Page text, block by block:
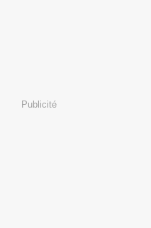
Publicité